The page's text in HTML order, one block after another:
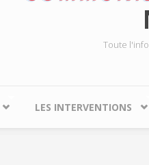
Toute
LES INTERVENTIONS